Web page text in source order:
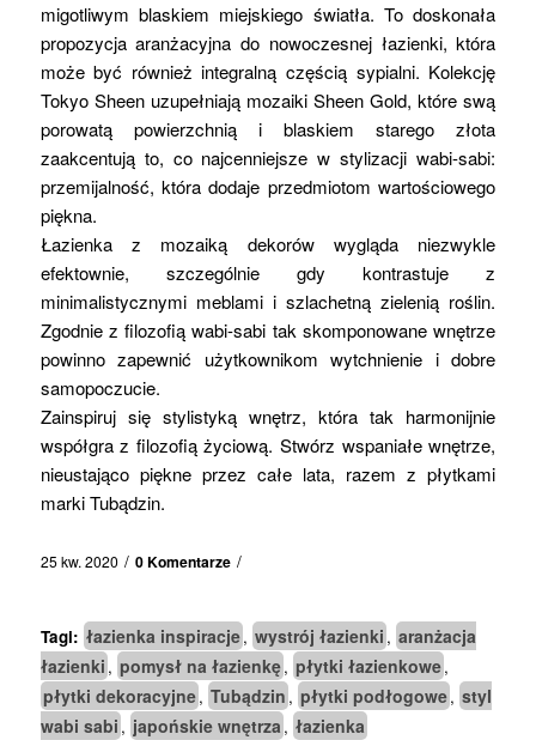
migotliwym blaskiem miejskiego światła. To doskonała
propozycja aranżacyjna do nowoczesnej łazienki, która
może być również integralną częścią sypialni. Kolekcję
Tokyo Sheen uzupełniają mozaiki Sheen Gold, które swą
porowatą powierzchnią i blaskiem starego złota
zaakcentują to, co najcenniejsze w stylizacji wabi-sabi:
przemijalność, która dodaje przedmiotom wartościowego
piękna.
Łazienka z mozaiką dekorów wygląda niezwykle
efektownie, szczególnie gdy kontrastuje z
minimalistycznymi meblami i szlachetną zielenią roślin.
Zgodnie z filozofią wabi-sabi tak skomponowane wnętrze
powinno zapewnić użytkownikom wytchnienie i dobre
samopoczucie.
Zainspiruj się stylistyką wnętrz, która tak harmonijnie
współgra z filozofią życiową. Stwórz wspaniałe wnętrze,
nieustająco piękne przez całe lata, razem z płytkami
marki Tubądzin.
25 kw. 2020 / 0 Komentarze /
Tagi: łazienka inspiracje, wystrój łazienki , aranżacja
łazienki , pomysł na łazienkę, płytki łazienkowe,
płytki dekoracyjne, Tubądzin , płytki podłogowe, styl
wabi sabi , japońskie wnętrza , łazienka